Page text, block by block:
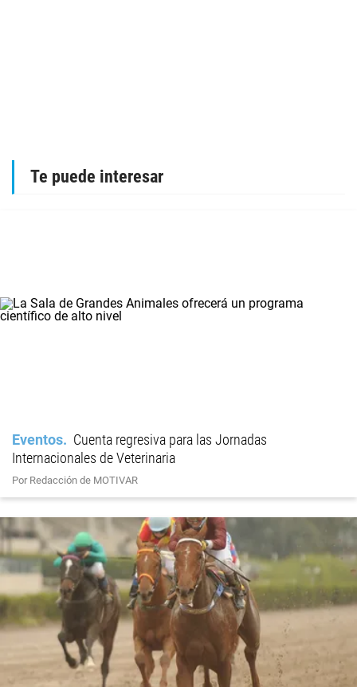
Te puede interesar
Eventos
Cuenta regresiva para las Jornadas
Internacionales de Veterinaria
Por Redacción de MOTIVAR